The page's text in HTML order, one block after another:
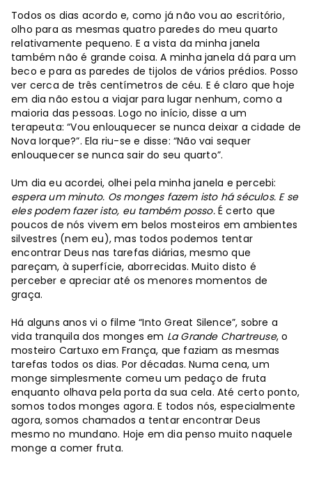
Todos os dias acordo e, como já não vou ao escritório,
olho para as mesmas quatro paredes do meu quarto
relativamente pequeno. E a vista da minha janela
também não é grande coisa. A minha janela dá para um
beco e para as paredes de tijolos de vários prédios. Posso
ver cerca de três centímetros de céu. E é claro que hoje
em dia não estou a viajar para lugar nenhum, como a
maioria das pessoas. Logo no início, disse a um
terapeuta: “Vou enlouquecer se nunca deixar a cidade de
Nova Iorque?”. Ela riu-se e disse: “Não vai sequer
enlouquecer se nunca sair do seu quarto”.
Um dia eu acordei, olhei pela minha janela e percebi:
espera um minuto. Os monges fazem isto há séculos. E se
eles podem fazer isto, eu também posso.É certo que
poucos de nós vivem em belos mosteiros em ambientes
silvestres (nem eu), mas todos podemos tentar
encontrar Deus nas tarefas diárias, mesmo que
pareçam, à superfície, aborrecidas. Muito disto é
perceber e apreciar até os menores momentos de
graça.
Há alguns anos vi o filme “Into Great Silence”, sobre a
vida tranquila dos monges em La Grande Chartreuse, o
mosteiro Cartuxo em França, que faziam as mesmas
tarefas todos os dias. Por décadas. Numa cena, um
monge simplesmente comeu um pedaço de fruta
enquanto olhava pela porta da sua cela. Até certo ponto,
somos todos monges agora. E todos nós, especialmente
agora, somos chamados a tentar encontrar Deus
mesmo no mundano. Hoje em dia penso muito naquele
monge a comer fruta.